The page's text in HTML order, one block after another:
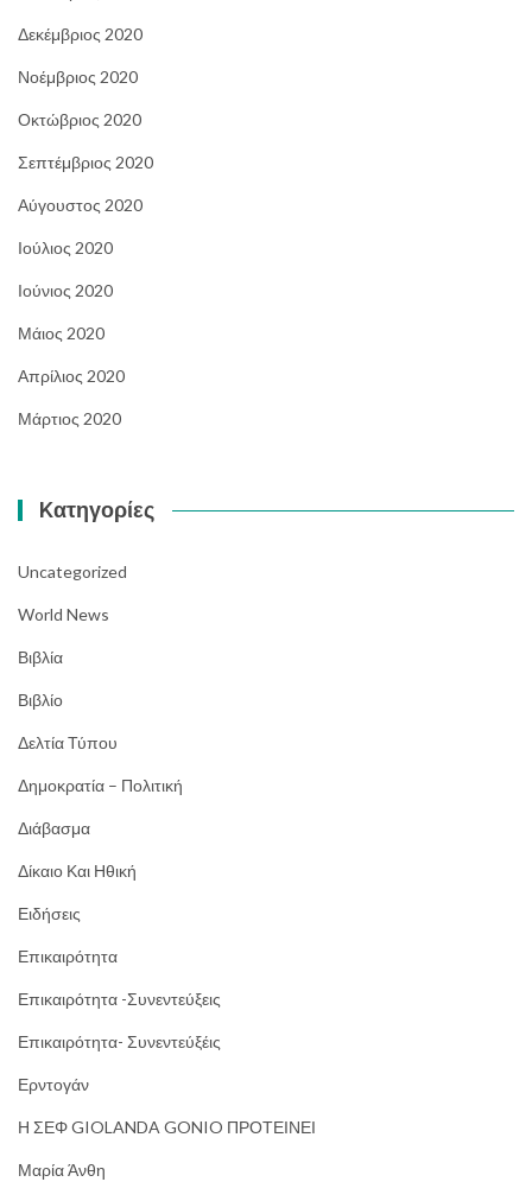
Δεκέμβριος 2020
Νοέμβριος 2020
Οκτώβριος 2020
Σεπτέμβριος 2020
Αύγουστος 2020
Ιούλιος 2020
Ιούνιος 2020
Μάιος 2020
Απρίλιος 2020
Μάρτιος 2020
Kατηγορίες
Uncategorized
World News
Βιβλία
Βιβλίο
Δελτία Τύπου
Δημοκρατία – Πολιτική
Διάβασμα
Δίκαιο Και Ηθική
Ειδήσεις
Επικαιρότητα
Επικαιρότητα -Συνεντεύξεις
Επικαιρότητα- Συνεντεύξέις
Ερντογάν
Η ΣΕΦ GIOLANDA GONIO ΠΡΟΤΕΙΝΕΙ
Μαρία Άνθη